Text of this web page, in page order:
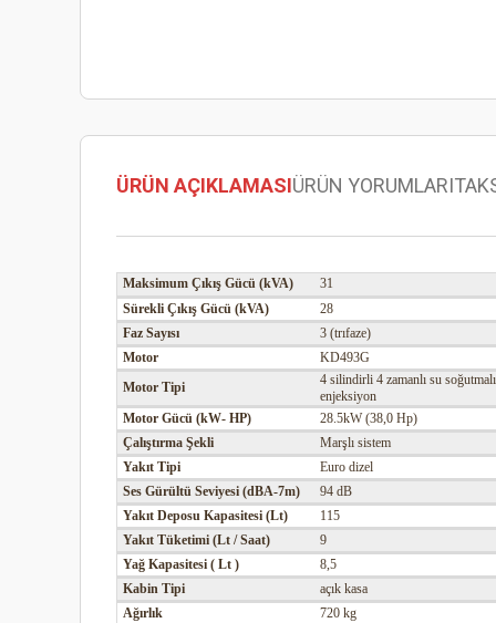
ÜRÜN AÇIKLAMASIÜRÜN YORUMLARI
Maksimum Çıkış Gücü (kVA)
31
Sürekli Çıkış Gücü (kVA)
28
Faz Sayısı
3 (trıfaze)
Motor
KD493G
Motor Tipi
4 silindirli 4 zamanlı su
enjeksiyon
Motor Gücü (kW- HP)
28.5kW (38,0 Hp)
Çalıştırma Şekli
Marşlı sistem
Yakıt Tipi
Euro dizel
Ses Gürültü Seviyesi (dBA-7m)
94 dB
Yakıt Deposu Kapasitesi (Lt)
115
Yakıt Tüketimi (Lt / Saat)
9
Yağ Kapasitesi ( Lt )
8,5
Kabin Tipi
açık kasa
Ağırlık
720 kg